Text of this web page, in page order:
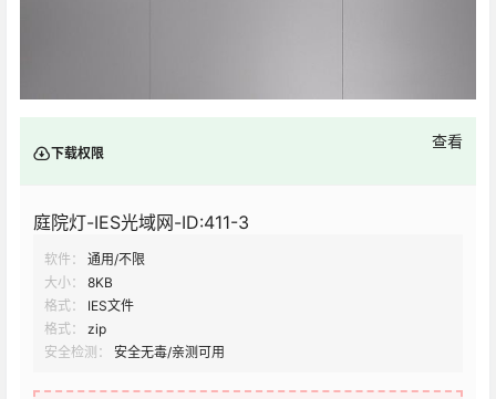
下载权限
查看
庭院灯-IES光域网-ID:411-3
软件：
通用/不限
大小：
8KB
格式：
IES文件
格式：
zip
安全检测：
安全无毒/亲测可用